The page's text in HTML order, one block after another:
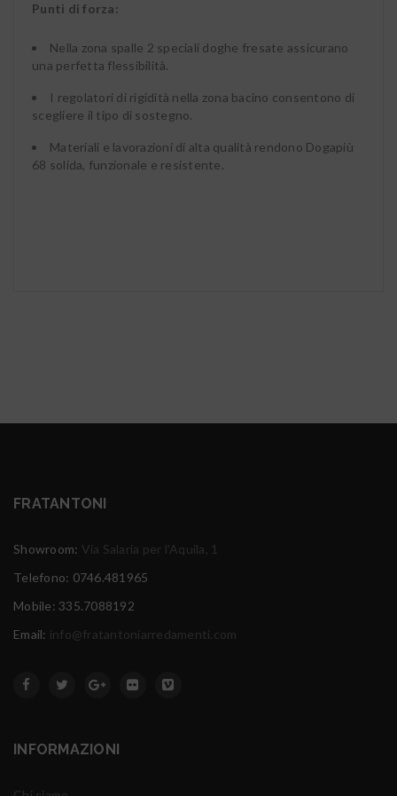
Punti di forza:
Nella zona spalle 2 speciali doghe fresate assicurano
una perfetta flessibilità.
I regolatori di rigidità nella zona bacino consentono di
scegliere il tipo di sostegno.
Materiali e lavorazioni di alta qualità rendono Dogapiù
68 solida, funzionale e resistente.
FRATANTONI
Showroom: Via Salaria per l'Aquila, 1
Telefono: 0746.481965
Mobile: 335.7088192
Email: info@fratantoniarredamenti.com
INFORMAZIONI